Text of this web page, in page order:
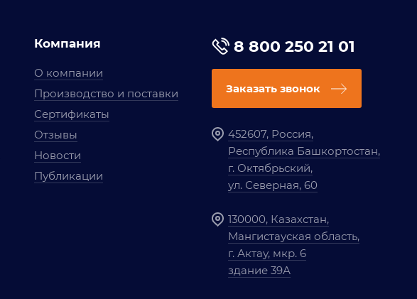
Компания
О компании
Производство и поставки
Сертификаты
Отзывы
Новости
Публикации
8 800 250 21 01
Заказать звонок
452607, Россия,
Республика Башкортостан,
г. Октябрьский,
ул. Северная, 60
130000, Казахстан,
Мангистауская область,
г. Актау, мкр. 6
здание 39А